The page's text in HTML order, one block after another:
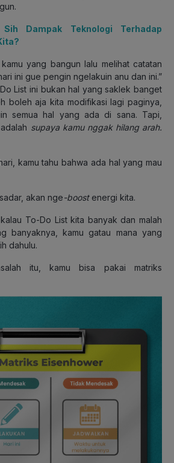
Dampak Teknologi Terhadap
yang bangun lalu melihat catatan
ini gue pengin ngelakuin anu dan ini.”
List ini bukan hal yang saklek banget
boleh aja kita modifikasi lagi paginya,
semua hal yang ada di sana. Tapi,
supaya kamu nggak hilang arah.
kamu tahu bahwa ada hal yang mau
akan nge-boost energi kita.
To-Do List kita banyak dan malah
banyaknya, kamu gatau mana yang
dahulu.
itu, kamu bisa pakai matriks